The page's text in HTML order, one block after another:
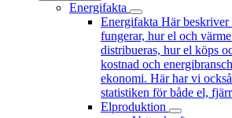
Energifakta
Energifakta Här beskriver
fungerar, hur el och
distribueras, hur el köps
kostnad och
ekonomi. Här har vi
statistiken för både el,
Elproduktion